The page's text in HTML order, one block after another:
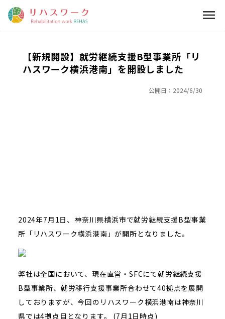
menu
【新規開設】就労継続支援B型事業所「リ
ハスワーク横浜港南」を開設しました
公開日： 2024/6/30
2024年7月1日、神奈川県横浜市で就労継続支援B型事業
所「リハスワーク横浜港南」が開所となりました。
弊社は全国において、現在直営・SFCにて就労継続支援
B型事業所、就労移行支援事業所合わせて40拠点を展開
しておりますが、今回のリハスワーク横浜港南は神奈川
県では4拠点目となります。 (7月1日時点)